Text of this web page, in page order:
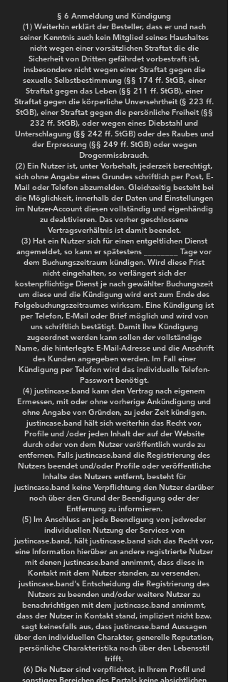
§ 6 Anmeldung und Kündigung
(1) Weiterhin erklärt der Besteller, dass er und nach
seiner Kenntnis auch kein Mitglied seines Haushaltes
nicht wegen einer vorsätzlichen Straftat die die
Sicherheit von Dritten gefährdet vorbestraft ist,
insbesondere nicht wegen einer Straftat gegen die
sexuelle Selbstbestimmung (§§ 174 ff. StGB, einer
Straftat gegen das Leben (§§ 211 ff. StGB), einer
Straftat gegen die körperliche Unversehrtheit (§ 223 ff.
StGB), einer Straftat gegen die persönliche Freiheit (§§
232 ff. StGB), oder wegen eines Diebstahl und
Unterschlagung (§§ 242 ff. StGB) oder des Raubes und
der Erpressung (§§ 249 ff. StGB) oder wegen
Drogenmissbrauch.
(2) Ein Nutzer ist, unter Vorbehalt, jederzeit berechtigt,
sich ohne Angabe eines Grundes schriftlich per Post, E-
Mail oder Telefon abzumelden. Gleichzeitig besteht bei
die Möglichkeit, innerhalb der Daten und Einstellungen
im Nutzer-Account diesen vollständig und eigenhändig
zu deaktivieren. Das vorher geschlossene
Vertragsverhältnis ist damit beendet.
(3) Hat ein Nutzer sich für einen entgeltlichen Dienst
angemeldet, so kann er spätestens ________ Tage vor
dem Buchungszeitraum kündigen. Wird diese Frist
nicht eingehalten, so verlängert sich der
kostenpflichtige Dienst je nach gewählter Buchungszeit
um diese und die Kündigung wird erst zum Ende des
Folgebuchungszeitraumes wirksam. Eine Kündigung ist
per Telefon, E-Mail oder Brief möglich und wird von
uns schriftlich bestätigt. Damit Ihre Kündigung
zugeordnet werden kann sollen der vollständige
Name, die hinterlegte E-Mail-Adresse und die Anschrift
des Kunden angegeben werden. Im Fall einer
Kündigung per Telefon wird das individuelle Telefon-
Passwort benötigt.
(4) justincase.band kann den Vertrag nach eigenem
Ermessen, mit oder ohne vorherige Ankündigung und
ohne Angabe von Gründen, zu jeder Zeit kündigen.
justincase.band hält sich weiterhin das Recht vor,
Profile und /oder jeden Inhalt der auf der Website
durch oder von dem Nutzer veröffentlich wurde zu
entfernen. Falls justincase.band die Registrierung des
Nutzers beendet und/oder Profile oder veröffentliche
Inhalte des Nutzers entfernt, besteht für
justincase.band keine Verpflichtung den Nutzer darüber
noch über den Grund der Beendigung oder der
Entfernung zu informieren.
(5) Im Anschluss an jede Beendigung von jedweder
individuellen Nutzung der Services von
justincase.band, hält justincase.band sich das Recht vor,
eine Information hierüber an andere registrierte Nutzer
mit denen justincase.band annimmt, dass diese in
Kontakt mit dem Nutzer standen, zu versenden.
justincase.band's Entscheidung die Registrierung des
Nutzers zu beenden und/oder weitere Nutzer zu
benachrichtigen mit dem justincase.band annimmt,
dass der Nutzer in Kontakt stand, impliziert nicht bzw.
sagt keinesfalls aus, dass justincase.band Aussagen
über den individuellen Charakter, generelle Reputation,
persönliche Charakteristika noch über den Lebensstil
trifft.
(6) Die Nutzer sind verpflichtet, in Ihrem Profil und
sonstigen Bereichen des Portals keine absichtlichen